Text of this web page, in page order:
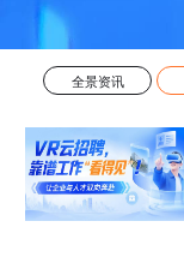
全景资讯